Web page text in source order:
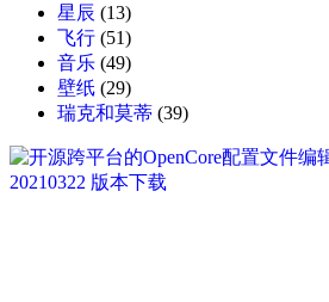
星辰 (13)
飞行 (51)
音乐 (49)
壁纸 (29)
瑞克和莫蒂 (39)